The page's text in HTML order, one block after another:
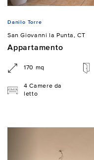
Danilo Torre
San Giovanni la Punta, CT
Appartamento
170 mq
4 Camere da
letto